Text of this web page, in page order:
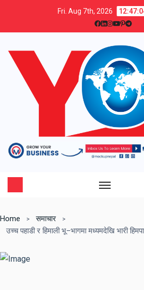
Fri. Aug 7th, 2026
Home
समाचार
उच्च पहाडी र हिमाली भू–भागमा मध्यमदेखि भारी